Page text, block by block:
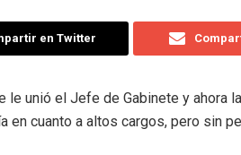
en Twitter
le unió el Jefe de Gabinete y ahora
en cuanto a altos cargos, pero sin